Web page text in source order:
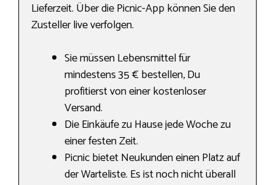
Lieferzeit. Über die Picnic-App können Sie den
Zusteller live verfolgen.
Sie müssen Lebensmittel für
mindestens 35 € bestellen, Du
profitierst von einer kostenloser
Versand.
Die Einkäufe zu Hause jede Woche zu
einer festen Zeit.
Picnic bietet Neukunden einen Platz auf
der Warteliste. Es ist noch nicht überall